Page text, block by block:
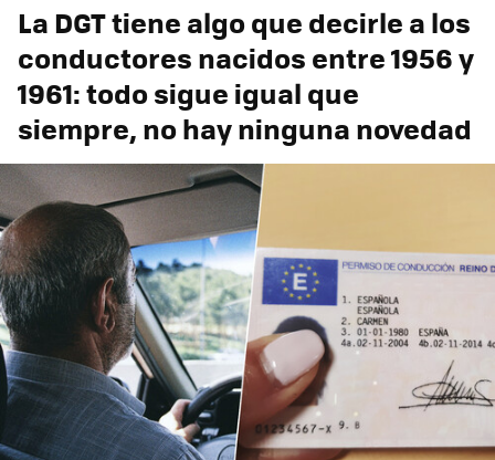
La DGT tiene algo que decirle a los
conductores nacidos entre 1956 y
1961: todo sigue igual que
siempre, no hay ninguna novedad